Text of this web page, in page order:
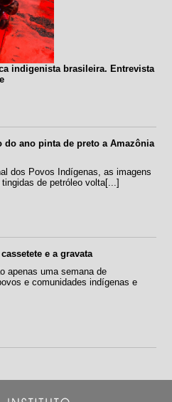
indigenista brasileira. Entrevista
do ano pinta de preto a Amazônia
dos Povos Indígenas, as imagens
de petróleo volta[...]
e a gravata
apenas uma semana de
e comunidades indígenas e